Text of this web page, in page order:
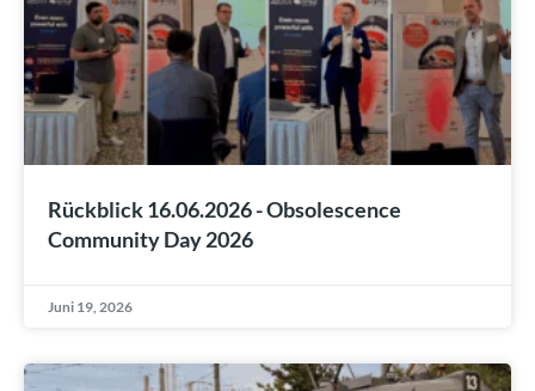
Rückblick 16.06.2026 - Obsolescence
Community Day 2026
Juni 19, 2026